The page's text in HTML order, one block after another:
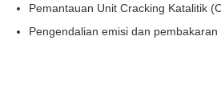
Pemantauan Unit Cracking Katalitik
Pengendalian emisi dan